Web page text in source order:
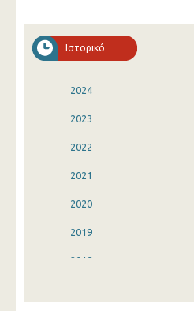
Ιστορικό
2024
2023
2022
2021
2020
2019
2018